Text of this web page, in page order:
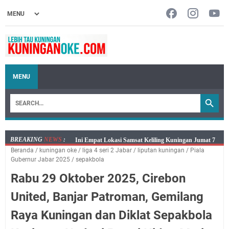
MENU
BREAKING NEWS :
Jumat 7 Agustus 2026 Mobil SIM Keliling Ada di
Kecamatan Sindangagung
Dicabut Dari Hidupmu, Kamu Akan Tetap Berjalan
Kelaparan Meskipun Memiliki Sekarung Penuh Uang
Salat Lima Waktu itu Bukan Cuma Kewajiban, Tapi
juga Tempat Beristirahat yang Paling Menenangkan, Ini
Beranda / kuningan oke / liga 4 seri 2 Jabar / liputan kuningan / Piala
Gubernur Jabar 2025 / sepakbola
Rabu 29 Oktober 2025, Cirebon
United, Banjar Patroman, Gemilang
Raya Kuningan dan Diklat Sepakbola